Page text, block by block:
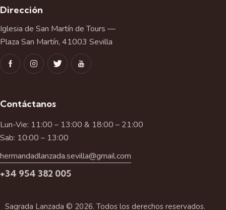
Dirección
Iglesia de San Martín de Tours —
Plaza San Martín, 41003 Sevilla
Contáctanos
Lun-Vie: 11:00 – 13:00 & 18:00 – 21:00
Sab: 10:00 – 13:00
hermandadlanzada.sevilla@gmail.com
+34 954 382 005
Sagrada Lanzada © 2026. Todos los derechos reservados.